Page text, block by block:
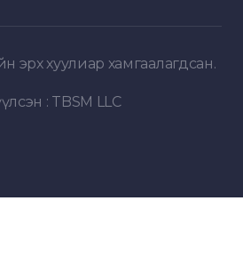
эрх хуулиар хамгаалагдсан.
: TBSM LLC